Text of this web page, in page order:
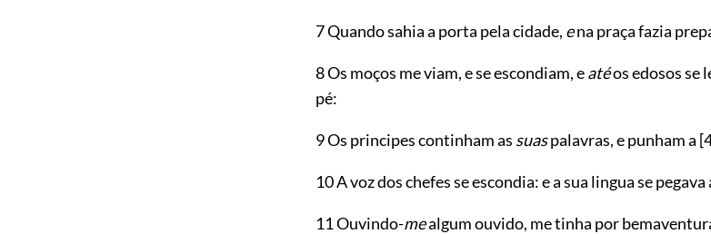
7 Quando sahia a porta pela cidade, ena praça fazia
8 Os moços me viam, e se escondiam, eatéos edosos se
pé:
9 Os principes continham as suaspalavras, e punham a
10 A voz dos chefes se escondia: e a sua lingua se
11 Ouvindo-mealgum ouvido, me tinha por